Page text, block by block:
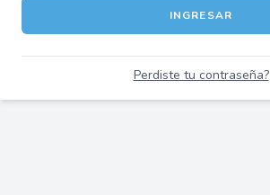
INGRESAR
Perdiste tu contraseña?